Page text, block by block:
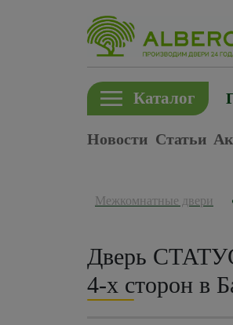
Каталог
Новости Статьи
Межкомнатные двери
Дверь
4-х сторон в